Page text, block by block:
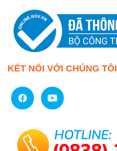
KẾT NỐI VỚI CHÚNG TÔI